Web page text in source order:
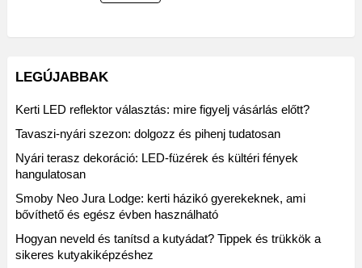
LEGÚJABBAK
Kerti LED reflektor választás: mire figyelj vásárlás előtt?
Tavaszi-nyári szezon: dolgozz és pihenj tudatosan
Nyári terasz dekoráció: LED-füzérek és kültéri fények
hangulatosan
Smoby Neo Jura Lodge: kerti házikó gyerekeknek, ami
bővíthető és egész évben használható
Hogyan neveld és tanítsd a kutyádat? Tippek és trükkök a
sikeres kutyakiképzéshez